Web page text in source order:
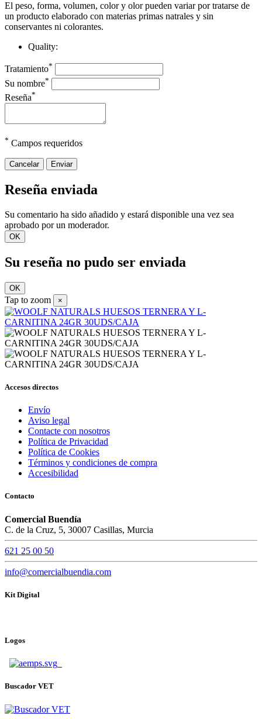
El peso, forma, volumen, color y olor pueden variar por tratarse de
un producto elaborado con materias primas natrales y sin
conservantes ni colorantes.
Quality:
Tratamiento*
Su nombre*
Reseña*
* Campos requeridos
Cancelar Enviar
Reseña enviada
Su comentario ha sido añadido y estará disponible una vez sea
aprobado por un moderador.
OK
Su reseña no pudo ser enviada
OK
Tap to zoom ×
Accesos directos
Envío
Aviso legal
Contacte con nosotros
Política de Privacidad
Política de Cookies
Términos y condiciones de compra
Accesibilidad
Contacto
Comercial Buendía
C. de la Cruz, 5, 30007 Casillas, Murcia
621 25 00 50
info@comercialbuendia.com
Kit Digital
Logos
Buscador VET